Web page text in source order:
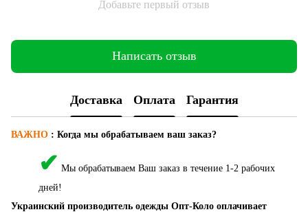
Добавьте первый отзыв
Написать отзыв
Доставка Оплата Гарантия
ВАЖНО : Когда мы обрабатываем ваш заказ?
✔ Мы обрабатываем Ваш заказ в течение 1-2 рабочих
дней!
Украинский производитель одежды Опт-Коло оплачивает